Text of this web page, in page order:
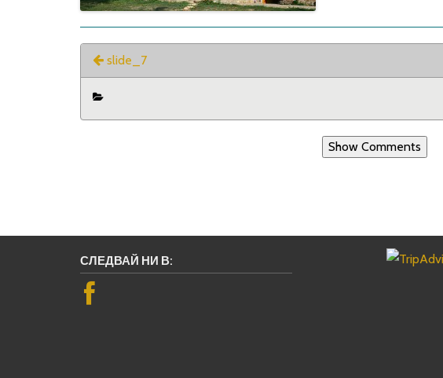
slide_7
Show Comments
СЛЕДВАЙ НИ В: